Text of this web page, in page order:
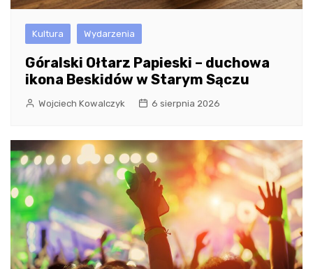
Kultura Wydarzenia
Góralski Ołtarz Papieski – duchowa
ikona Beskidów w Starym Sączu
Wojciech Kowalczyk 6 sierpnia 2026